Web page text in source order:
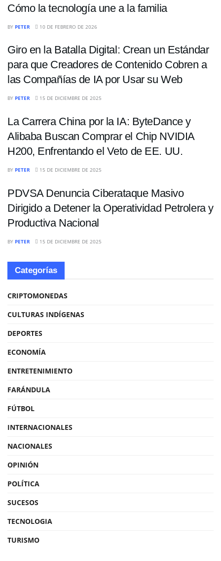
Cómo la tecnología une a la familia
BY PETER 10 DE FEBRERO DE 2026
Giro en la Batalla Digital: Crean un Estándar
para que Creadores de Contenido Cobren a
las Compañías de IA por Usar su Web
BY PETER 15 DE DICIEMBRE DE 2025
La Carrera China por la IA: ByteDance y
Alibaba Buscan Comprar el Chip NVIDIA
H200, Enfrentando el Veto de EE. UU.
BY PETER 15 DE DICIEMBRE DE 2025
PDVSA Denuncia Ciberataque Masivo
Dirigido a Detener la Operatividad Petrolera y
Productiva Nacional
BY PETER 15 DE DICIEMBRE DE 2025
Categorías
CRIPTOMONEDAS
CULTURAS INDÍGENAS
DEPORTES
ECONOMÍA
ENTRETENIMIENTO
FARÁNDULA
FÚTBOL
INTERNACIONALES
NACIONALES
OPINIÓN
POLÍTICA
SUCESOS
TECNOLOGIA
TURISMO